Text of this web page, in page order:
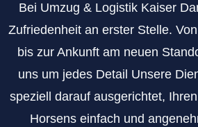
Bei Umzug & Logistik Kaiser
Zufriedenheit an erster Stelle.
bis zur Ankunft am neuen
uns um jedes Detail Unsere
speziell darauf ausgerichtet,
Horsens einfach und